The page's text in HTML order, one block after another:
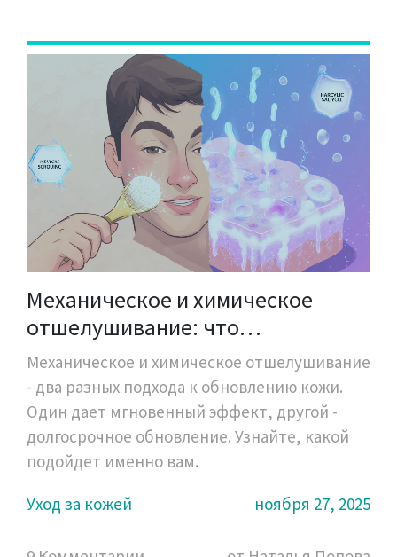
Механическое и химическое
отшелушивание: что
эффективнее для вашей кожи
Механическое и химическое отшелушивание
- два разных подхода к обновлению кожи.
Один дает мгновенный эффект, другой -
долгосрочное обновление. Узнайте, какой
подойдет именно вам.
Уход за кожей
ноября 27, 2025